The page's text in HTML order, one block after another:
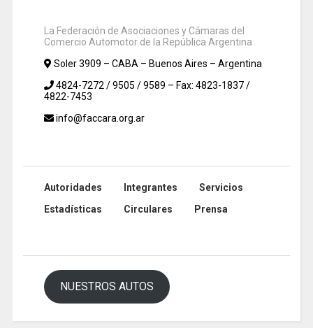
La Federación de Asociaciones y Cámaras del
Comercio Automotor de la República Argentina
Soler 3909 – CABA – Buenos Aires – Argentina
4824-7272 / 9505 / 9589 – Fax: 4823-1837 /
4822-7453
info@faccara.org.ar
Autoridades Integrantes
Servicios
Estadísticas
Circulares Prensa
NUESTROS AUTOS